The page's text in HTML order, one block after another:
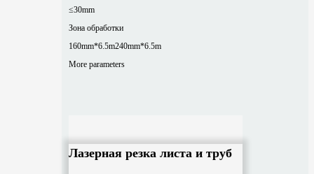
≤30mm
Зона обработки
160mm*6.5m240mm*6.5m
More parameters
Лазерная резка листа и труб